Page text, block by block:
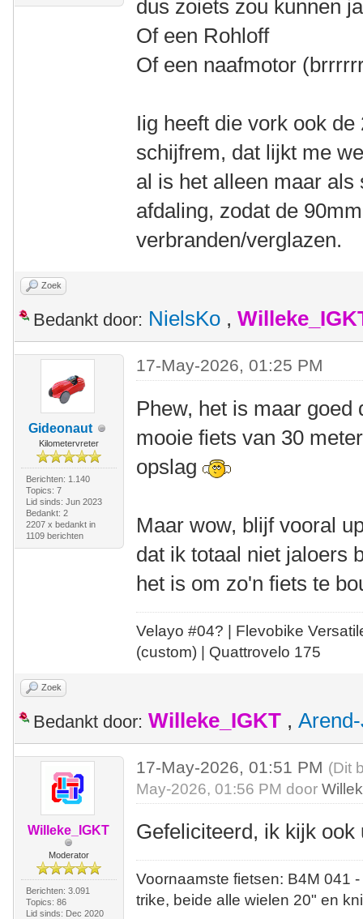
dus zoiets zou kunnen
Of een Rohloff
Of een naafmotor
Iig heeft die vork ook
schijfrem, dat lijkt me
al is het alleen maar
afdaling, zodat de
verbranden/verglazen.
Zoek
Bedankt door: NielsKo ,
Gideonaut
Kilometervreter
Berichten: 1.140
Topics: 7
Lid sinds: Jun 2023
Bedankt: 2
2207 x bedankt in
1109 berichten
17-May-2026, 01:25 PM
Phew, het is maar
mooie fiets van 30
opslag
Maar wow, blijf vooral
dat ik totaal niet jaloers
het is om zo'n fiets te
Velayo #04? | Flevobike
(custom) | Quattrovelo 175
Zoek
Bedankt door: Willeke_IGKT ,
Willeke_IGKT
Moderator
Berichten: 3.091
Topics: 86
Lid sinds: Dec 2020
17-May-2026, 01:51 PM (Dit
May-2026, 01:56 PM door
Gefeliciteerd, ik kijk
Voornaamste fietsen: B4M
trike, beide alle wielen 20" en